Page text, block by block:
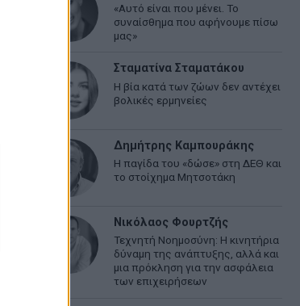
«Αυτό είναι που μένει. Το
συναίσθημα που αφήνουμε πίσω
μας»
Σταματίνα Σταματάκου
Η βία κατά των ζώων δεν αντέχει
βολικές ερμηνείες
Δημήτρης Καμπουράκης
Η παγίδα του «δώσε» στη ΔΕΘ και
το στοίχημα Μητσοτάκη
Νικόλαος Φουρτζής
Τεχνητή Νοημοσύνη: Η κινητήρια
δύναμη της ανάπτυξης, αλλά και
μια πρόκληση για την ασφάλεια
των επιχειρήσεων